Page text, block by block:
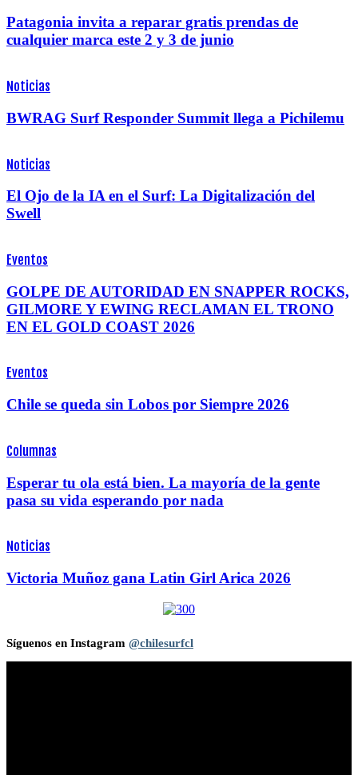
Patagonia invita a reparar gratis prendas de
cualquier marca este 2 y 3 de junio
Noticias
BWRAG Surf Responder Summit llega a Pichilemu
Noticias
El Ojo de la IA en el Surf: La Digitalización del
Swell
Eventos
GOLPE DE AUTORIDAD EN SNAPPER ROCKS,
GILMORE Y EWING RECLAMAN EL TRONO
EN EL GOLD COAST 2026
Eventos
Chile se queda sin Lobos por Siempre 2026
Columnas
Esperar tu ola está bien. La mayoría de la gente
pasa su vida esperando por nada
Noticias
Victoria Muñoz gana Latin Girl Arica 2026
Síguenos en Instagram @chilesurfcl